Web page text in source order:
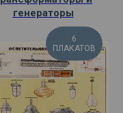
генераторы
6
ПЛАКАТОВ